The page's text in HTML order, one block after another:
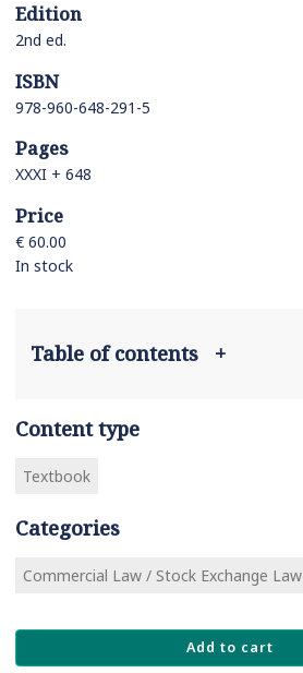
Edition
2nd ed.
ISBN
978-960-648-291-5
Pages
ΧΧΧΙ + 648
Price
€ 60.00
In stock
Table of contents +
Content type
Textbook
Categories
Commercial Law / Stock Exchange Law
Add to cart